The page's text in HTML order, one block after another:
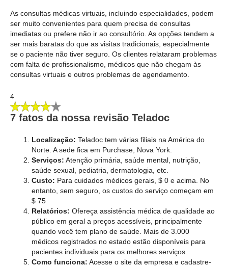
As consultas médicas virtuais, incluindo especialidades, podem
ser muito convenientes para quem precisa de consultas
imediatas ou prefere não ir ao consultório. As opções tendem a
ser mais baratas do que as visitas tradicionais, especialmente
se o paciente não tiver seguro. Os clientes relataram problemas
com falta de profissionalismo, médicos que não chegam às
consultas virtuais e outros problemas de agendamento.
4
7 fatos da nossa revisão Teladoc
Localização: Teladoc tem várias filiais na América do
Norte. A sede fica em Purchase, Nova York.
Serviços: Atenção primária, saúde mental, nutrição,
saúde sexual, pediatria, dermatologia, etc.
Custo: Para cuidados médicos gerais, $ 0 e acima. No
entanto, sem seguro, os custos do serviço começam em
$ 75
Relatórios: Ofereça assistência médica de qualidade ao
público em geral a preços acessíveis, principalmente
quando você tem plano de saúde. Mais de 3.000
médicos registrados no estado estão disponíveis para
pacientes individuais para os melhores serviços.
Como funciona: Acesse o site da empresa e cadastre-